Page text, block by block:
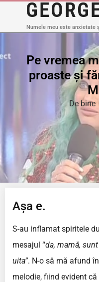
Numele meu este anxietate
Pe vremea
proaste și
De bine
Așa e.
S-au inflamat spiritele
mesajul “da, mamă,
uita”. N-o să mă afund
melodie, fiind evident